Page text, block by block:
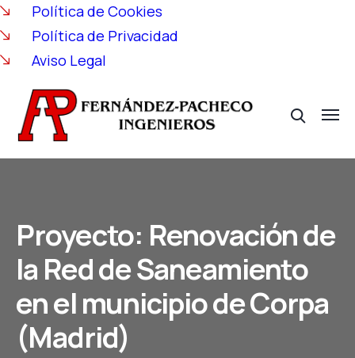
Política de Cookies
Política de Privacidad
Aviso Legal
Proyecto: Renovación de
la Red de Saneamiento
en el municipio de Corpa
(Madrid)